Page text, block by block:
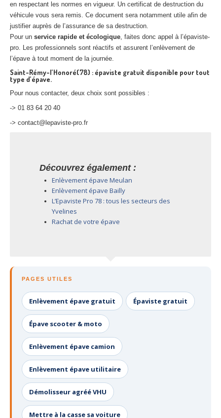
en respectant les normes en vigueur. Un certificat de destruction du
véhicule vous sera remis. Ce document sera notamment utile afin de
justifier auprès de l’assurance de sa destruction.
Pour un service rapide et écologique, faites donc appel à l’épaviste-
pro. Les professionnels sont réactifs et assurent l’enlèvement de
l’épave à tout moment de la journée.
Saint-Rémy-l’Honoré(78) : épaviste gratuit disponible pour tout
type d’épave.
Pour nous contacter, deux choix sont possibles :
-> 01 83 64 20 40
-> contact@lepaviste-pro.fr
Découvrez également :
Enlèvement épave Meulan
Enlèvement épave Bailly
L’Epaviste Pro 78 : tous les secteurs des
Yvelines
Rachat de votre épave
PAGES UTILES
Enlèvement épave gratuit Épaviste gratuit
Épave scooter & moto
Enlèvement épave camion
Enlèvement épave utilitaire
Démolisseur agréé VHU
Mettre à la casse sa voiture